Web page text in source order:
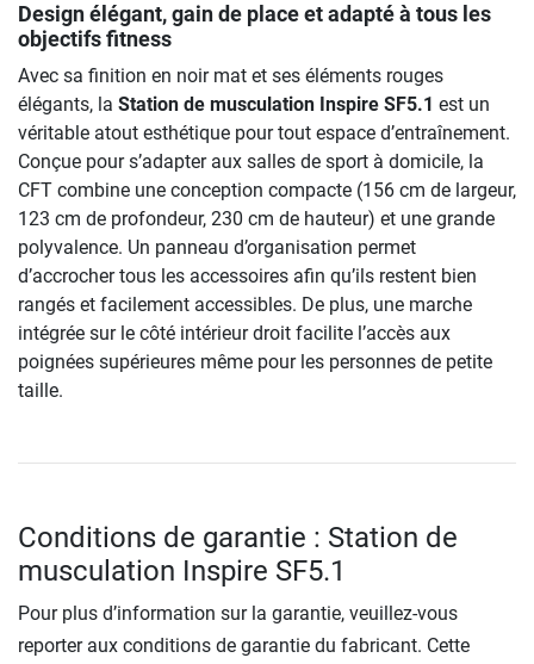
Design élégant, gain de place et adapté à tous les
objectifs fitness
Avec sa finition en noir mat et ses éléments rouges
élégants, la Station de musculation Inspire SF5.1 est un
véritable atout esthétique pour tout espace d’entraînement.
Conçue pour s’adapter aux salles de sport à domicile, la
CFT combine une conception compacte (156 cm de largeur,
123 cm de profondeur, 230 cm de hauteur) et une grande
polyvalence. Un panneau d’organisation permet
d’accrocher tous les accessoires afin qu’ils restent bien
rangés et facilement accessibles. De plus, une marche
intégrée sur le côté intérieur droit facilite l’accès aux
poignées supérieures même pour les personnes de petite
taille.
Conditions de garantie : Station de
musculation Inspire SF5.1
Pour plus d’information sur la garantie, veuillez-vous
reporter aux conditions de garantie du fabricant. Cette